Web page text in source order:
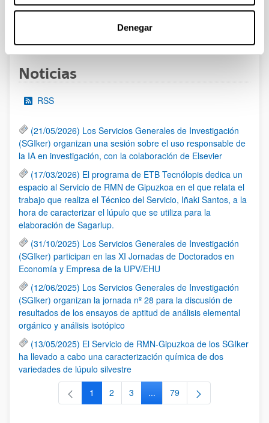
Denegar
Páginas intermedias Use TAB para
PáginaPágina
10 11
Noticias
RSS
(21/05/2026) Los Servicios Generales de Investigación
(SGIker) organizan una sesión sobre el uso responsable de
la IA en investigación, con la colaboración de Elsevier
(17/03/2026) El programa de ETB Tecnólopis dedica un
espacio al Servicio de RMN de Gipuzkoa en el que relata el
trabajo que realiza el Técnico del Servicio, Iñaki Santos, a la
hora de caracterizar el lúpulo que se utiliza para la
elaboración de Sagarlup.
(31/10/2025) Los Servicios Generales de Investigación
(SGIker) participan en las XI Jornadas de Doctorados en
Economía y Empresa de la UPV/EHU
(12/06/2025) Los Servicios Generales de Investigación
(SGIker) organizan la jornada nº 28 para la discusión de
resultados de los ensayos de aptitud de análisis elemental
orgánico y análisis isotópico
(13/05/2025) El Servicio de RMN-Gipuzkoa de los SGIker
ha llevado a cabo una caracterización química de dos
variedades de lúpulo silvestre
Página
1 Página
2 Página
3 ...Páginas intermedias Use TAB
Página
79